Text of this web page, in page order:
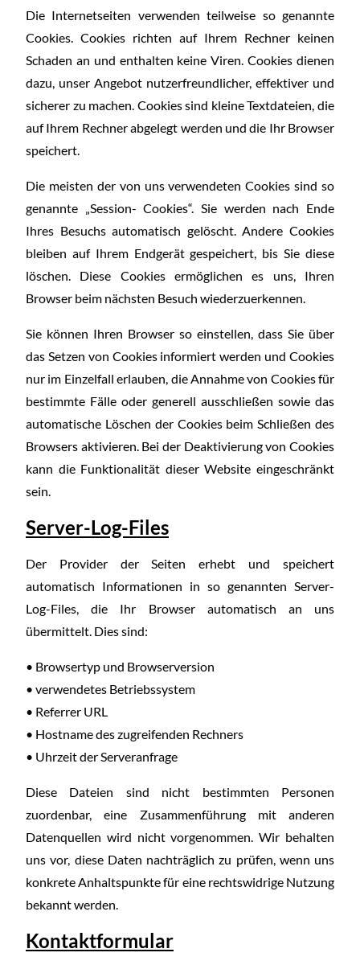
Die Internetseiten verwenden teilweise so genannte
Cookies. Cookies richten auf Ihrem Rechner keinen
Schaden an und enthalten keine Viren. Cookies dienen
dazu, unser Angebot nutzerfreundlicher, effektiver und
sicherer zu machen. Cookies sind kleine Textdateien, die
auf Ihrem Rechner abgelegt werden und die Ihr Browser
speichert.
Die meisten der von uns verwendeten Cookies sind so
genannte „Session- Cookies“. Sie werden nach Ende
Ihres Besuchs automatisch gelöscht. Andere Cookies
bleiben auf Ihrem Endgerät gespeichert, bis Sie diese
löschen. Diese Cookies ermöglichen es uns, Ihren
Browser beim nächsten Besuch wiederzuerkennen.
Sie können Ihren Browser so einstellen, dass Sie über
das Setzen von Cookies informiert werden und Cookies
nur im Einzelfall erlauben, die Annahme von Cookies für
bestimmte Fälle oder generell ausschließen sowie das
automatische Löschen der Cookies beim Schließen des
Browsers aktivieren. Bei der Deaktivierung von Cookies
kann die Funktionalität dieser Website eingeschränkt
sein.
Server-Log-Files
Der Provider der Seiten erhebt und speichert
automatisch Informationen in so genannten Server-
Log-Files, die Ihr Browser automatisch an uns
übermittelt. Dies sind:
• Browsertyp und Browserversion
• verwendetes Betriebssystem
• Referrer URL
• Hostname des zugreifenden Rechners
• Uhrzeit der Serveranfrage
Diese Dateien sind nicht bestimmten Personen
zuordenbar, eine Zusammenführung mit anderen
Datenquellen wird nicht vorgenommen. Wir behalten
uns vor, diese Daten nachträglich zu prüfen, wenn uns
konkrete Anhaltspunkte für eine rechtswidrige Nutzung
bekannt werden.
Kontaktformular